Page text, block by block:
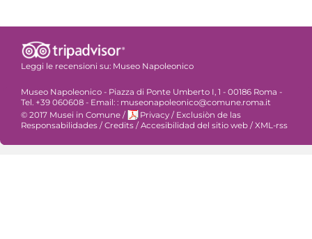
Leggi le recensioni su: Museo Napoleonico
Museo Napoleonico - Piazza di Ponte Umberto I, 1 - 00186 Roma -
Tel. +39 060608 - Email: : museonapoleonico@comune.roma.it
© 2017 Musei in Comune / Privacy / Exclusiòn de las
Responsabilidades / Credits / Accesibilidad del sitio web / XML-rss